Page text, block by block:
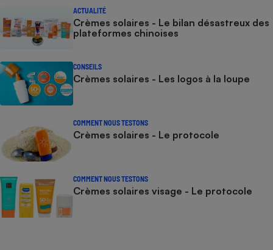
ACTUALITÉ
Crèmes solaires - Le bilan désastreux des
plateformes chinoises
CONSEILS
Crèmes solaires - Les logos à la loupe
COMMENT NOUS TESTONS
Crèmes solaires - Le protocole
COMMENT NOUS TESTONS
Crèmes solaires visage - Le protocole